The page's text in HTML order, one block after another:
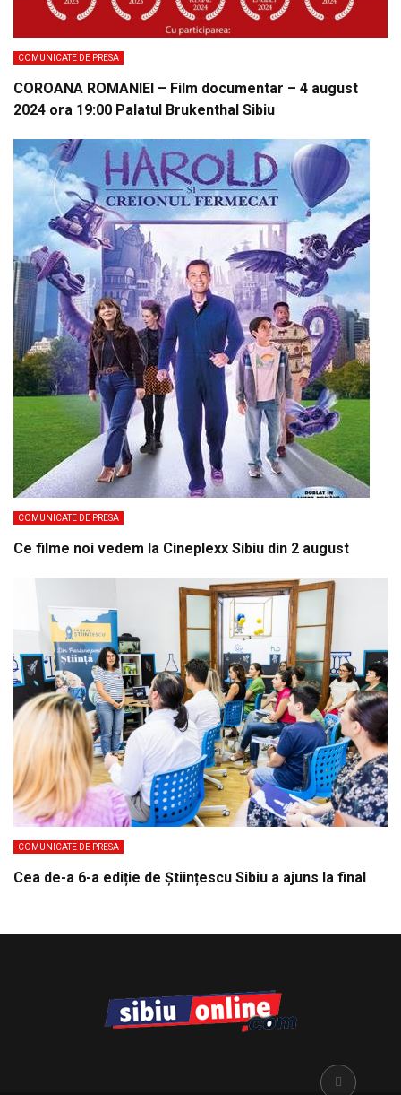
COMUNICATE DE PRESA
COROANA ROMANIEI – Film documentar – 4 august
2024 ora 19:00 Palatul Brukenthal Sibiu
COMUNICATE DE PRESA
Ce filme noi vedem la Cineplexx Sibiu din 2 august
COMUNICATE DE PRESA
Cea de-a 6-a ediție de Științescu Sibiu a ajuns la final